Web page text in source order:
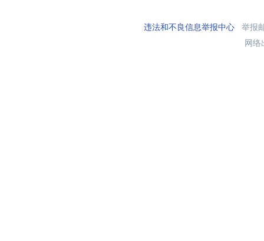
违法和不良信息举报中心举报
网